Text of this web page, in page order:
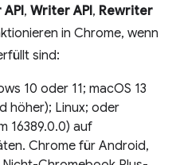
, Writer API, Rewriter
in Chrome, wenn
sind:
10 oder 11; macOS 13
höher); Linux; oder
16389.0.0) auf
Chrome für Android,